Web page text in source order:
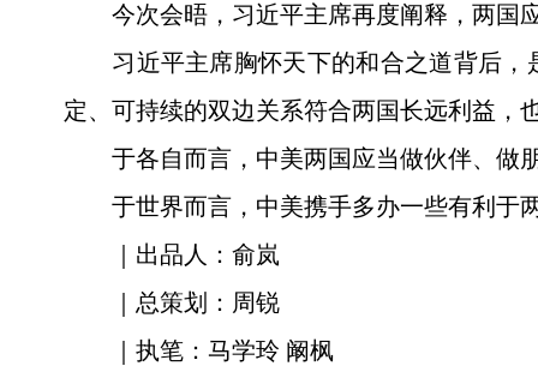
今次会晤，习近平主席再度阐释，两国
习近平主席胸怀天下的和合之道背后
定、可持续的双边关系符合两国长远利益，
于各自而言，中美两国应当做伙伴、做
于世界而言，中美携手多办一些有利于
｜出品人：俞岚
｜总策划：周锐
｜执笔：马学玲 阚枫